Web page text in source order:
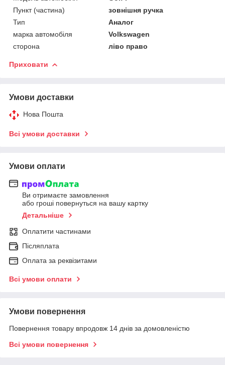
Пункт (частина)
зовнішня ручка
Тип
Аналог
марка автомобіля
Volkswagen
сторона
ліво право
Приховати
Умови доставки
Нова Пошта
Всі умови доставки
Умови оплати
Ви отримаєте замовлення
або гроші повернуться на вашу картку
Детальніше
Оплатити частинами
Післяплата
Оплата за реквізитами
Всі умови оплати
Умови повернення
Повернення товару впродовж 14 днів за домовленістю
Всі умови повернення